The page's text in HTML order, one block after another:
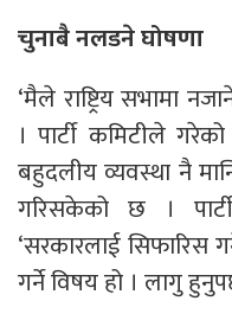
चुनाबै नलडने घोषणा
‘मैले राष्ट्रिय सभामा
। पार्टी कमिटीले
बहुदलीय व्यवस्था नै
गरिसकेको छ ।
‘सरकारलाई सिफारिस
गर्ने विषय हो । लागु